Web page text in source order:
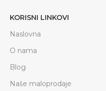
KORISNI LINKOVI
Naslovna
O nama
Blog
Naše maloprodaje